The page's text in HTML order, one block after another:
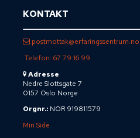
KONTAKT
postmottak@erfaringssentrum.no
Telefon: 67 79 16 99
Adresse
Nedre Slottsgate 7
0157 Oslo Norge
Orgnr.: NOR 919811579
Min Side